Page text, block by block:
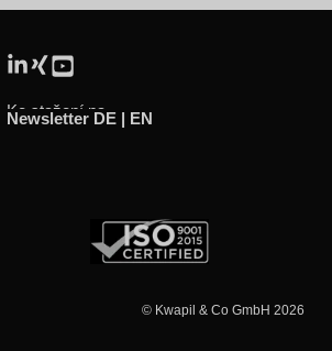
Ke stažení na
Newsletter DE | EN
© Kwapil & Co GmbH 2026